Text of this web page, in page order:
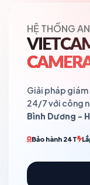
HỆ THỐNG
Giải pháp
24/7 với công
Bình Dương -
Bảo hành 24T